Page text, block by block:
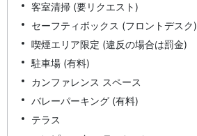
客室清掃 (要リクエスト)
セーフティボックス (フロントデスク)
喫煙エリア限定 (違反の場合は罰金)
駐車場 (有料)
カンファレンス スペース
バレーパーキング (有料)
テラス